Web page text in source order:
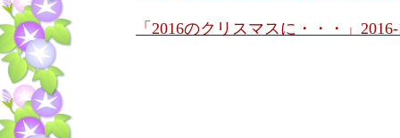
「2016のクリスマスに・・・」